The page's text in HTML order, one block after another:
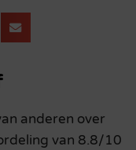
anderen over
van 8.8/10